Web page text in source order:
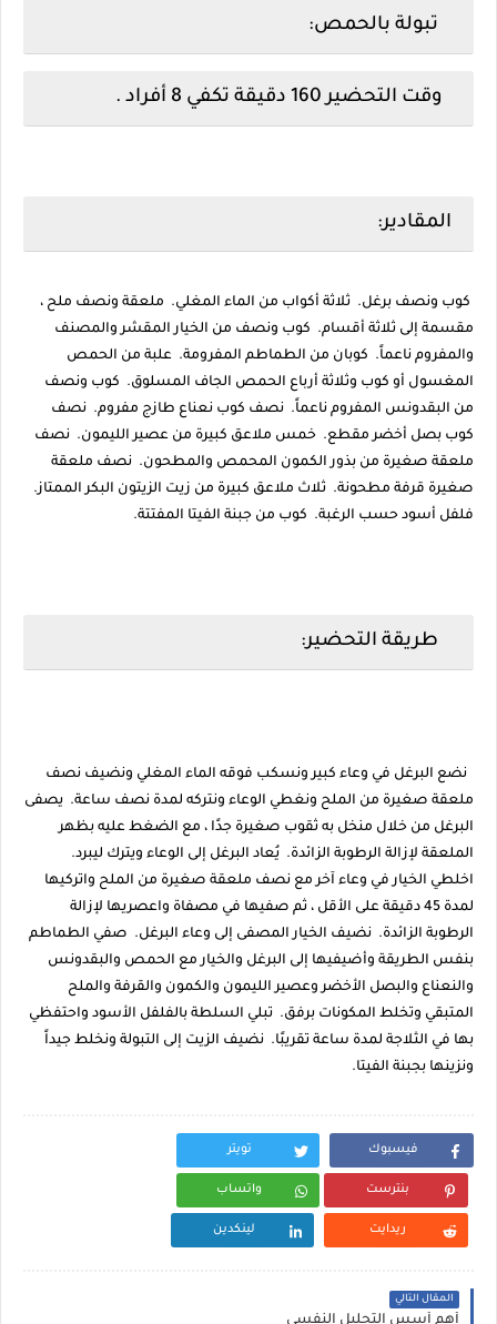
تبولة بالحمص:
وقت التحضير 160 دقيقة تكفي 8 أفراد .
المقادير:
كوب ونصف برغل. ثلاثة أكواب من الماء المغلي. ملعقة ونصف ملح ،
مقسمة إلى ثلاثة أقسام. كوب ونصف من الخيار المقشر والمصنف
والمفروم ناعماً. كوبان من الطماطم المفرومة. علبة من الحمص
المغسول أو كوب وثلاثة أرباع الحمص الجاف المسلوق. كوب ونصف
من البقدونس المفروم ناعماً. نصف كوب نعناع طازج مفروم. نصف
كوب بصل أخضر مقطع. خمس ملاعق كبيرة من عصير الليمون. نصف
ملعقة صغيرة من بذور الكمون المحمص والمطحون. نصف ملعقة
صغيرة قرفة مطحونة. ثلاث ملاعق كبيرة من زيت الزيتون البكر الممتاز.
فلفل أسود حسب الرغبة. كوب من جبنة الفيتا المفتتة.
طريقة التحضير:
نضع البرغل في وعاء كبير ونسكب فوقه الماء المغلي ونضيف نصف
ملعقة صغيرة من الملح ونغطي الوعاء ونتركه لمدة نصف ساعة. يصفى
البرغل من خلال منخل به ثقوب صغيرة جدًا ، مع الضغط عليه بظهر
الملعقة لإزالة الرطوبة الزائدة. يُعاد البرغل إلى الوعاء ويترك ليبرد.
اخلطي الخيار في وعاء آخر مع نصف ملعقة صغيرة من الملح واتركيها
لمدة 45 دقيقة على الأقل ، ثم صفيها في مصفاة واعصريها لإزالة
الرطوبة الزائدة. نضيف الخيار المصفى إلى وعاء البرغل. صفي الطماطم
بنفس الطريقة وأضيفيها إلى البرغل والخيار مع الحمص والبقدونس
والنعناع والبصل الأخضر وعصير الليمون والكمون والقرفة والملح
المتبقي وتخلط المكونات برفق. تبلي السلطة بالفلفل الأسود واحتفظي
بها في الثلاجة لمدة ساعة تقريبًا. نضيف الزيت إلى التبولة ونخلط جيداً
ونزينها بجبنة الفيتا.
فيسبوك تويتر
بنترست واتساب
ريدايت لينكدين
المقال التالي
أهم أسس التحليل النفسي